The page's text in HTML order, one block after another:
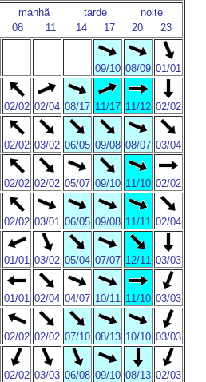
manhã tarde
noite
08 11 14 17 20 23
09/10 08/09 01/01
02/02 02/04 08/17 11/17 11/12 02/02
02/02 03/02 06/05 09/08 08/07 03/04
02/02 02/02 05/07 09/10 11/10 02/02
02/02 03/01 06/05 09/08 11/11 02/04
01/01 03/02 05/04 07/07 12/11 03/03
01/01 02/04 04/07 10/11 11/10 03/03
02/02 02/02 07/10 08/13 10/10 03/03
02/02 03/03 06/08 09/10 08/13 02/03